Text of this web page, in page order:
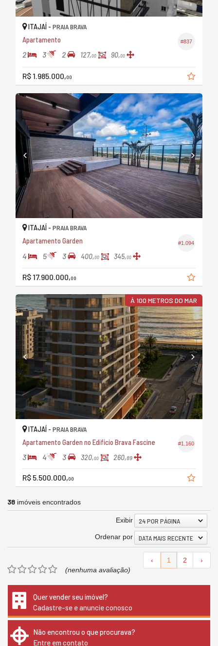
#837
ITAJAÍ - PRAIA BRAVA
Apartamento
2 3 2 127,00 90,00
R$ 1.985.000,00
#1.094
ITAJAÍ - PRAIA BRAVA
Apartamento Garden
4 5 3 400,00 345,00
R$ 17.900.000,00
À 100 METROS DO MAR
#1.160
ITAJAÍ - PRAIA BRAVA
Apartamento Garden no Edifício Brava Fascine
3 4 3 320,00 260,89
R$ 5.500.000,00
38 imóveis encontrados
Exibir 24 POR PÁGINA
Ordenar por DATA MAIS RECENTE
‹ 1 2
›
(nenhuma avaliação)
Quer vender seu imóvel?
Cadastre-se e anuncie conosco
Não encontrou o que procurava?
Entre em contato